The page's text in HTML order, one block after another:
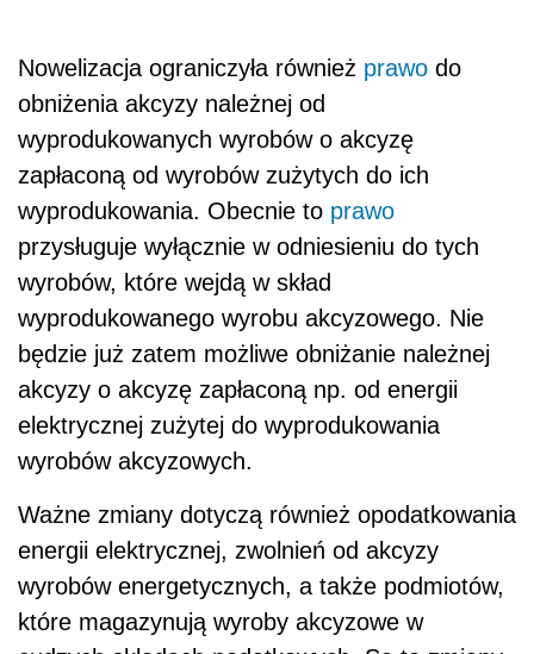
Nowelizacja ograniczyła również prawo do
obniżenia akcyzy należnej od
wyprodukowanych wyrobów o akcyzę
zapłaconą od wyrobów zużytych do ich
wyprodukowania. Obecnie to prawo
przysługuje wyłącznie w odniesieniu do tych
wyrobów, które wejdą w skład
wyprodukowanego wyrobu akcyzowego. Nie
będzie już zatem możliwe obniżanie należnej
akcyzy o akcyzę zapłaconą np. od energii
elektrycznej zużytej do wyprodukowania
wyrobów akcyzowych.
Ważne zmiany dotyczą również opodatkowania
energii elektrycznej, zwolnień od akcyzy
wyrobów energetycznych, a także podmiotów,
które magazynują wyroby akcyzowe w